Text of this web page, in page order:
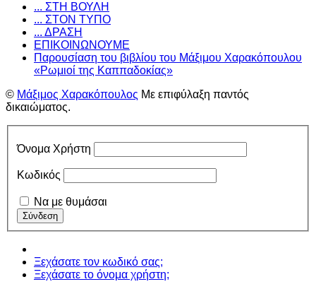
... ΣΤΗ ΒΟΥΛΗ
... ΣΤΟΝ ΤΥΠΟ
... ΔΡΑΣΗ
ΕΠΙΚΟΙΝΩΝΟΥΜΕ
Παρουσίαση του βιβλίου του Μάξιμου Χαρακόπουλου
«Ρωμιοί της Καππαδοκίας»
© Μάξιμος Χαρακόπουλος Με επιφύλαξη παντός
δικαιώματος.
Όνομα Χρήστη
Κωδικός
Να με θυμάσαι
Ξεχάσατε τον κωδικό σας;
Ξεχάσατε το όνομα χρήστη;